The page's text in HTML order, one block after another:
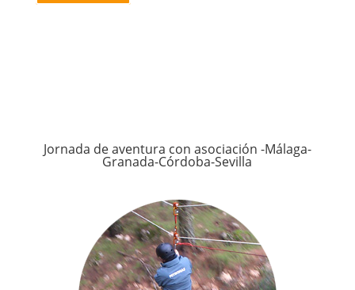
Jornada de aventura con asociación -Málaga-
Granada-Córdoba-Sevilla